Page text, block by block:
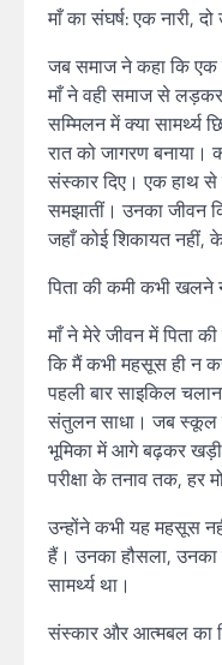
माँ का संघर्ष: एक नारी, दो
जब समाज ने कहा कि एक
माँ ने वही समाज से
सम्मिलन में क्या सामर्थ्य
रात को जागरण बनाया।
संस्कार दिए। एक हाथ से
समझातीं। उनका जीवन
जहाँ कोई शिकायत नहीं,
पिता की कमी कभी खलने
माँ ने मेरे जीवन में पिता
कि मैं कभी महसूस ही न
पहली बार साइकिल
संतुलन साधा। जब स्कूल में
भूमिका में आगे बढ़कर
परीक्षा के तनाव तक, हर
उन्होंने कभी यह महसूस
हैं। उनका हौसला, उनका
सामर्थ्य था।
संस्कार और आत्मबल का